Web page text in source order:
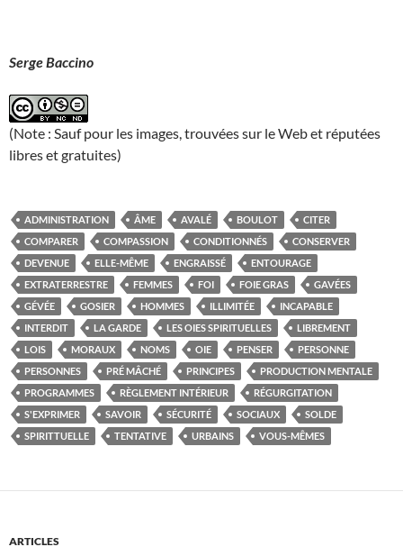
Serge Baccino
(Note : Sauf pour les images, trouvées sur le Web et réputées
libres et gratuites)
ADMINISTRATION ÂME AVALÉ BOULOT
CITER
COMPARER
COMPASSION CONDITIONNÉS
CONSERVER
DEVENUE
ELLE-MÊME ENGRAISSÉ
ENTOURAGE
EXTRATERRESTRE
FEMMES FOI FOIE GRAS
GAVÉES
GÉVÉE
GOSIER HOMMES ILLIMITÉE
INCAPABLE
INTERDIT
LA GARDE LES OIES SPIRITUELLES
LIBREMENT
LOIS
MORAUX NOMS OIE PENSER
PERSONNE
PERSONNES
PRÉ MÂCHÉ PRINCIPES
PRODUCTION MENTALE
PROGRAMMES
RÈGLEMENT INTÉRIEUR
RÉGURGITATION
S'EXPRIMER
SAVOIR SÉCURITÉ SOCIAUX
SOLDE
SPIRITTUELLE
TENTATIVE URBAINS VOUS-MÊMES
ARTICLES